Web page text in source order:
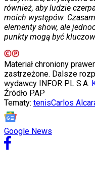
Zapowiedzi
Kultura
Aktualności
Książki
Sztuka
Magia
Horoskopy
Numerologia
Sennik
Kody rabatowe
gazetaprawna.pl
INFOR.pl
ZdrowieGO.pl
również, aby ludzie
moich występów.
elementy show, ale
punkty mogą być
Materiał chroniony
zastrzeżone. Dalsze
wydawcy INFOR PL S.A.
Źródło PAP
Tematy: tenisCarlos
Google News